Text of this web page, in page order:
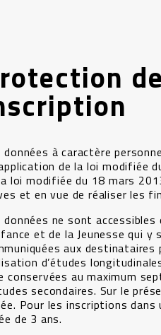
données à caractère
de la loi modifiée
loi modifiée du 18 mars
et en vue de réaliser les
données ne sont
et de la Jeunesse qui
aux
d’études
conservées au maximum
secondaires. Sur le
Pour les inscriptions
de 3 ans.